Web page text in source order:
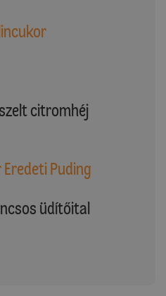
citromhéj
Eredeti Puding
üdítőital